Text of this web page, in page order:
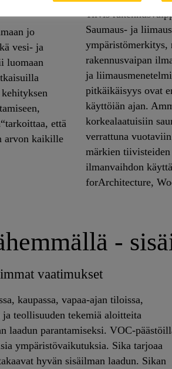
jo
vesi- ja
luomaan
että
arvon kaikille
Tiivis
Saumaus- ja
ympäristömerkitys,
rakennusvaipan
ja
pitkäikäisyys ovat
käyttöiän ajan.
korkealaatuisiin
verrattuna
märkien
ilmanvaihdon
forArchitecture,
-
vaatimukset
kaupassa, vapaa-ajan tiloissa,
teollisuuden tekemiä aloitteita
laadun parantamiseksi. VOC-
ympäristövaikutuksia. Sika tarjoaa
hyvän sisäilman laadun. Sikan